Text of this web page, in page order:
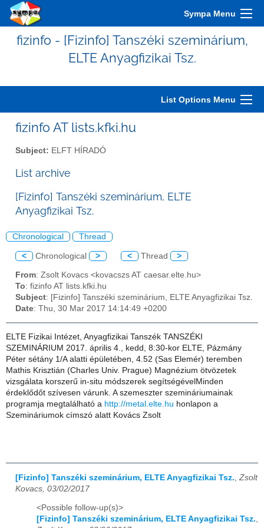
Sympa Menu
fizinfo - [Fizinfo] Tanszéki szeminárium,
ELTE Anyagfizikai Tsz.
List Options Menu
fizinfo AT lists.kfki.hu
Subject: ELFT HÍRADÓ
List archive
[Fizinfo] Tanszéki szeminárium, ELTE
Anyagfizikai Tsz.
Chronological Thread
< Chronological > < Thread >
From: Zsolt Kovacs <kovacszs AT caesar.elte.hu>
To: fizinfo AT lists.kfki.hu
Subject: [Fizinfo] Tanszéki szeminárium, ELTE Anyagfizikai Tsz.
Date: Thu, 30 Mar 2017 14:14:49 +0200
ELTE Fizikai Intézet, Anyagfizikai Tanszék TANSZÉKI
SZEMINÁRIUM 2017. április 4., kedd, 8:30-kor ELTE, Pázmány
Péter sétány 1/A alatti épületében, 4.52 (Sas Elemér) teremben
Mathis Krisztián (Charles Univ. Prague) Magnézium ötvözetek
vizsgálata korszerű in-situ módszerek segítségévelMinden
érdeklődőt szívesen várunk. A szemeszter szemináriumainak
programja megtalálható a http://metal.elte.hu honlapon a
Szemináriumok címszó alatt Kovács Zsolt
[Fizinfo] Tanszéki szeminárium, ELTE Anyagfizikai Tsz. Zsolt
Kovacs, 03/02/2017
<Possible follow-up(s)>
[Fizinfo] Tanszéki szeminárium, ELTE Anyagfizikai Tsz.,